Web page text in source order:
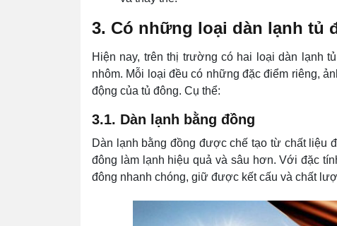
3. Có những loại dàn lạnh tủ
Hiện nay, trên thị trường có hai loại dàn lạnh
nhôm. Mỗi loại đều có những đặc điểm riêng,
động của tủ đông. Cụ thể:
3.1. Dàn lạnh bằng đồng
Dàn lạnh bằng đồng được chế tạo từ chất liệu
đông làm lạnh hiệu quả và sâu hơn. Với đặc
đông nhanh chóng, giữ được kết cấu và chất